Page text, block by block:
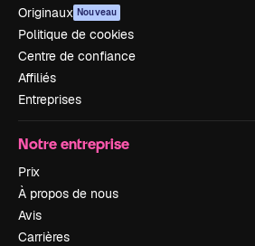
Originaux Nouveau
Politique de cookies
Centre de confiance
Affiliés
Entreprises
Notre entreprise
Prix
À propos de nous
Avis
Carrières